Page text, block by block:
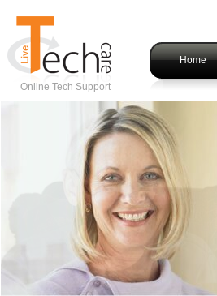
Online Tech Support
Home